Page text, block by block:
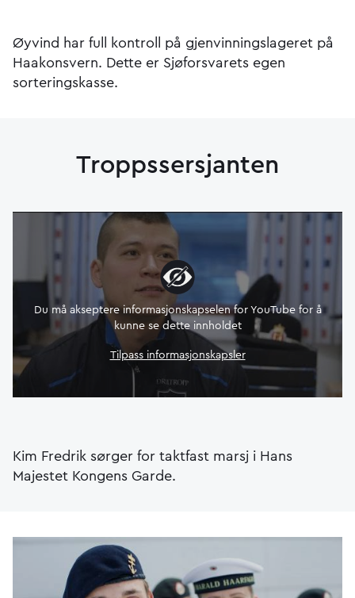
Øyvind har full kontroll på gjenvinningslageret på
Haakonsvern. Dette er Sjøforsvarets egen
sorteringskasse.
Troppssersjanten
Du må akseptere informasjonskapselen for YouTube for å
kunne se dette innholdet
Tilpass informasjonskapsler
Kim Fredrik sørger for taktfast marsj i Hans
Majestet Kongens Garde.